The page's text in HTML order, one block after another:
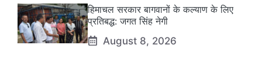
हिमाचल सरकार बागवानों के कल्याण के लिए
प्रतिबद्ध: जगत सिंह नेगी
August 8, 2026